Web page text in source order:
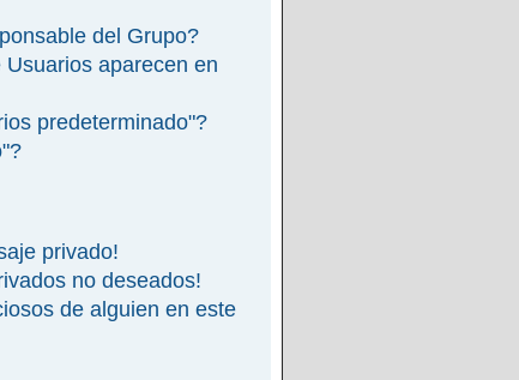
del Grupo?
aparecen en
predeterminado"?
privado!
no deseados!
de alguien en este